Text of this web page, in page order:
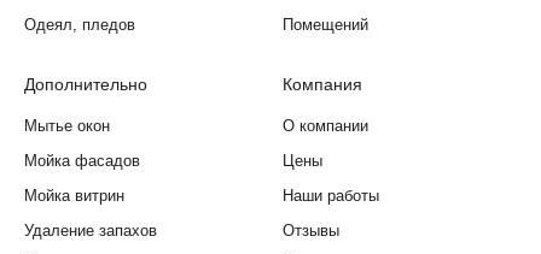
Одеял, пледов
Помещений
Дополнительно
Мытье окон
Мойка фасадов
Мойка витрин
Удаление запахов
Компания
О компании
Цены
Наши работы
Отзывы